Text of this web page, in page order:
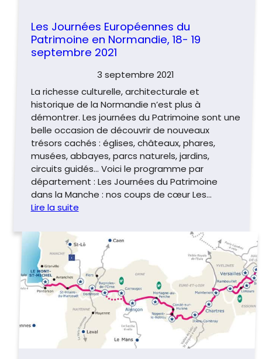
Les Journées Européennes du
Patrimoine en Normandie, 18- 19
septembre 2021
3 septembre 2021
La richesse culturelle, architecturale et
historique de la Normandie n’est plus à
démontrer. Les journées du Patrimoine sont une
belle occasion de découvrir de nouveaux
trésors cachés : églises, châteaux, phares,
musées, abbayes, parcs naturels, jardins,
circuits guidés… Voici le programme par
département : Les Journées du Patrimoine
dans la Manche : nos coups de cœur Les…
Lire la suite